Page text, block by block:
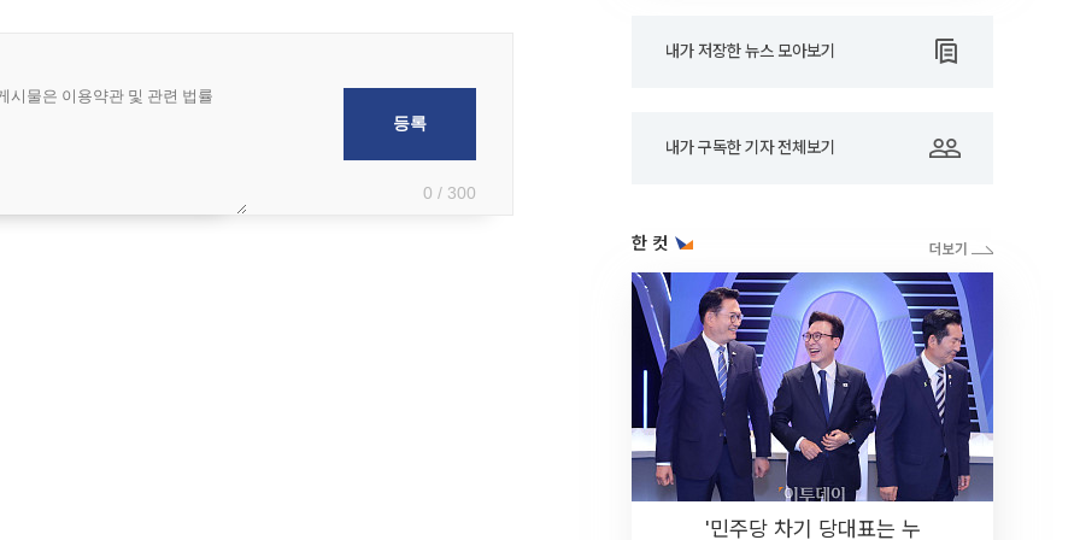
0 / 300
내가 저장한 뉴스 모아보기
내가 구독한 기자 전체보기
한 컷
'민주당 차기 당대표는 누